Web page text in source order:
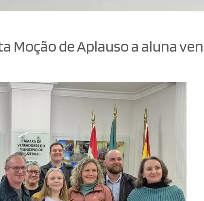
Moção de Aplauso a aluna